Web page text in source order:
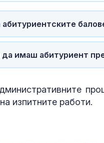
имаш абитуриент
изпитните работи.